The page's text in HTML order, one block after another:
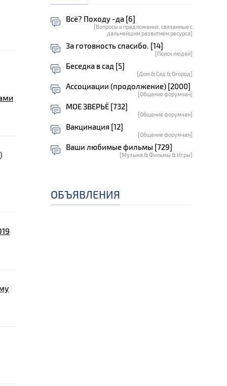
Всё? Походу -да [6]
[Вопросы и предложения, связанные с
дальнейшим развитием ресурса]
За готовность спасибо. [14]
[Поиск людей]
Беседка в сад [5]
[Дом & Сад & Огород]
Ассоциации (продолжение) [2000]
[Общение форумчан]
МОЕ ЗВЕРЬЁ [732]
[Общение форумчан]
Вакцинация [12]
[Общение форумчан]
Ваши любимые фильмы [729]
[Музыка & Фильмы & Игры]
ОБЪЯВЛЕНИЯ